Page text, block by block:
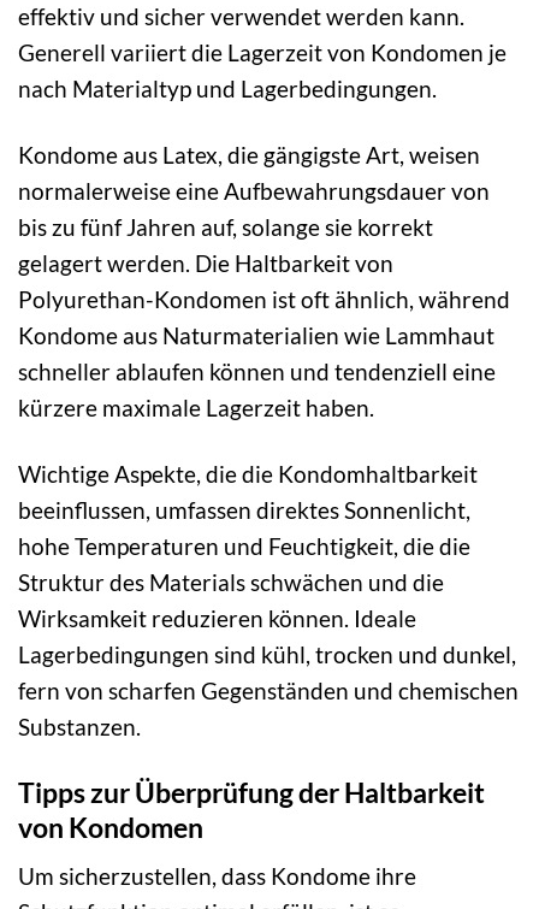
effektiv und sicher verwendet werden kann.
Generell variiert die Lagerzeit von Kondomen je
nach Materialtyp und Lagerbedingungen.
Kondome aus Latex, die gängigste Art, weisen
normalerweise eine Aufbewahrungsdauer von
bis zu fünf Jahren auf, solange sie korrekt
gelagert werden. Die Haltbarkeit von
Polyurethan-Kondomen ist oft ähnlich, während
Kondome aus Naturmaterialien wie Lammhaut
schneller ablaufen können und tendenziell eine
kürzere maximale Lagerzeit haben.
Wichtige Aspekte, die die Kondomhaltbarkeit
beeinflussen, umfassen direktes Sonnenlicht,
hohe Temperaturen und Feuchtigkeit, die die
Struktur des Materials schwächen und die
Wirksamkeit reduzieren können. Ideale
Lagerbedingungen sind kühl, trocken und dunkel,
fern von scharfen Gegenständen und chemischen
Substanzen.
Tipps zur Überprüfung der Haltbarkeit
von Kondomen
Um sicherzustellen, dass Kondome ihre